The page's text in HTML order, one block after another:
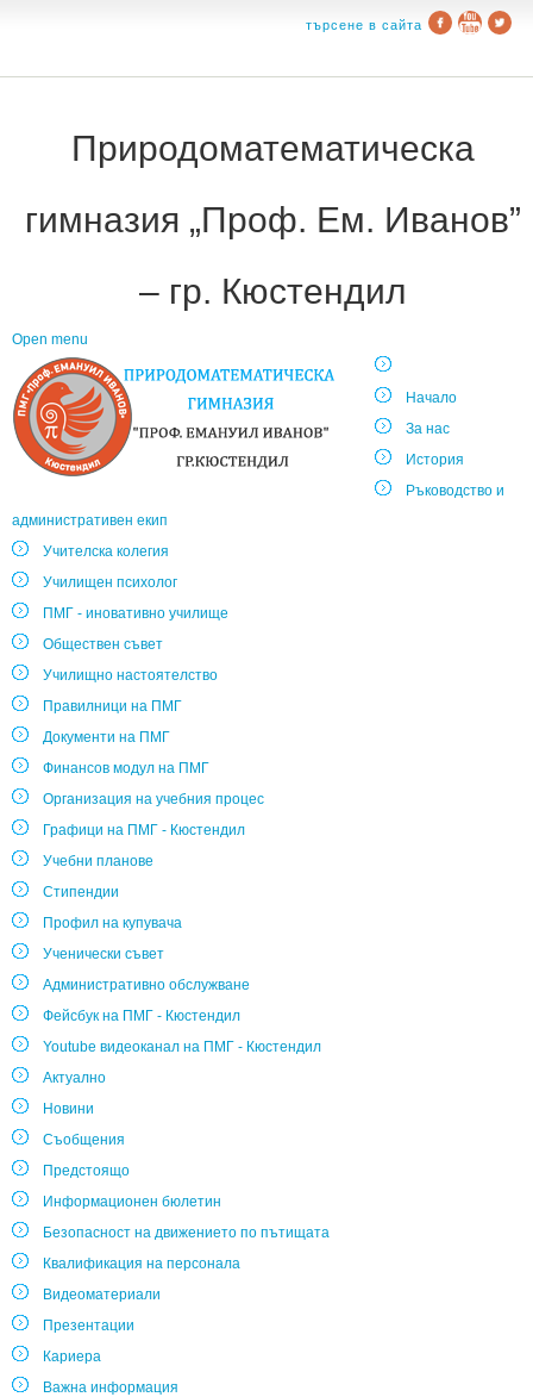
търсене в сайта
Природоматематическа
гимназия „Проф. Ем. Иванов”
– гр. Кюстендил
Open menu
Начало
За нас
История
Ръководство и
административен екип
Учителска колегия
Училищен психолог
ПМГ - иновативно училище
Обществен съвет
Училищно настоятелство
Правилници на ПМГ
Документи на ПМГ
Финансов модул на ПМГ
Организация на учебния процес
Графици на ПМГ - Кюстендил
Учебни планове
Стипендии
Профил на купувача
Ученически съвет
Административно обслужване
Фейсбук на ПМГ - Кюстендил
Youtube видеоканал на ПМГ - Кюстендил
Актуално
Новини
Съобщения
Предстоящо
Информационен бюлетин
Безопасност на движението по пътищата
Квалификация на персонала
Видеоматериали
Презентации
Кариера
Важна информация